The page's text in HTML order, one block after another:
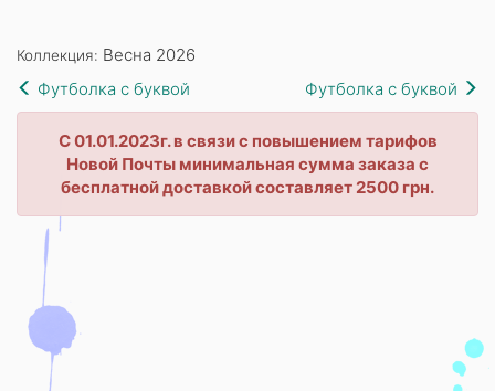
Коллекция: Весна 2026
Футболка с буквой
Футболка с буквой
С 01.01.2023г. в связи с повышением тарифов
Новой Почты минимальная сумма заказа с
бесплатной доставкой составляет 2500 грн.